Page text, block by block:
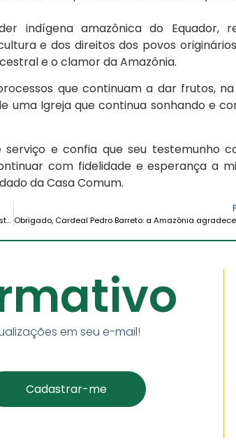
indígena amazônica do Equador,
e dos direitos dos povos
e o clamor da Amazônia.
que continuam a dar frutos,
uma Igreja que continua sonhando e
e confia que seu testemunho
com fidelidade e esperança a
da Casa Comum.
Nova presidência da CEAMA (2026–2030): uma Igreja com rosto amazônico, sinodal e pluricultural
em seu e-mail!